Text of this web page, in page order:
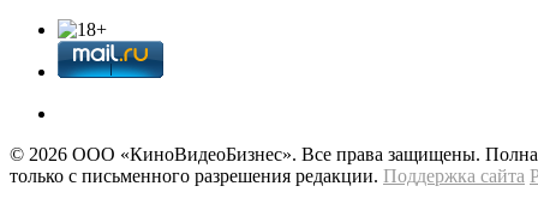
© 2026 OOО «КиноВидеоБизнес». Все права защищены.
только с письменного разрешения редакции. Поддержка сайта